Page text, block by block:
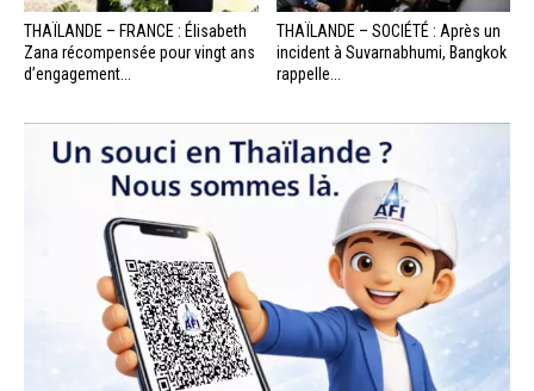
THAÏLANDE – FRANCE : Élisabeth
Zana récompensée pour vingt ans
d’engagement...
THAÏLANDE – SOCIÉTÉ : Après un
incident à Suvarnabhumi, Bangkok
rappelle...